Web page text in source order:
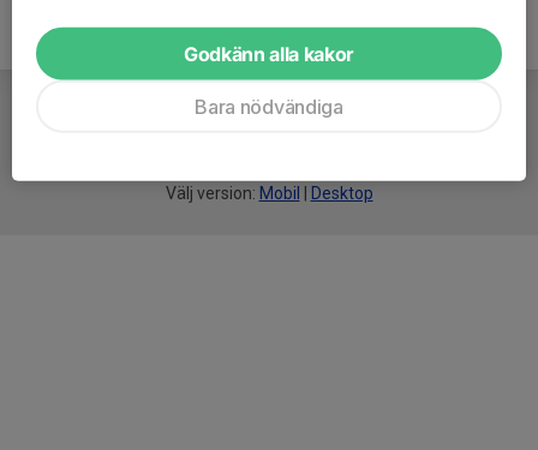
Välj version: Mobil Desktop
Godkänn alla kakor
Bara nödvändiga